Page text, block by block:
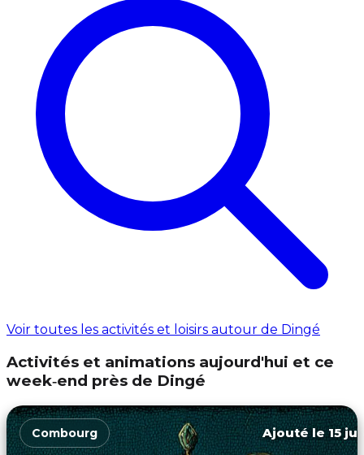
Voir toutes les activités et loisirs autour de Dingé
Activités et animations aujourd'hui et ce
week‑end près de Dingé
Combourg Ajouté le 15